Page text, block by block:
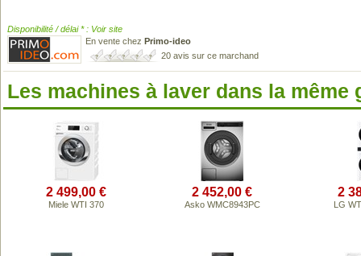
Disponibilité / délai * : Voir site
En vente chez Primo-ideo
20 avis sur ce marchand
Les machines à laver dans la même
2 499,00 €
Miele WTI 370
2 452,00 €
Asko WMC8943PC
2
LG